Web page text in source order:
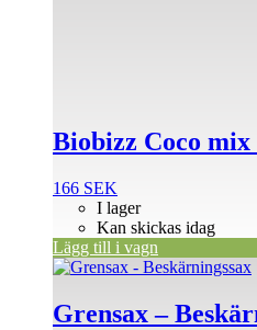
Biobizz Coco
166 SEK
I lager
Kan skickas idag
Lägg till i vagn
Grensax –